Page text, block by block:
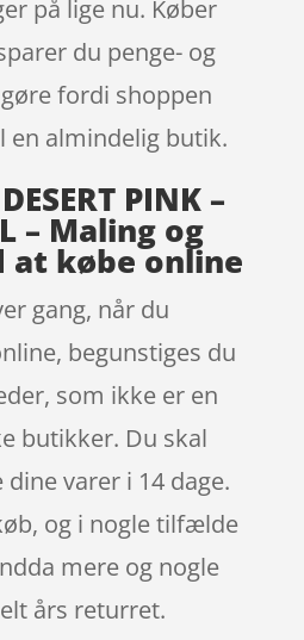
på lige nu. Køber
du penge- og
fordi shoppen
en almindelig butik.
PINK –
– Maling og
at købe online
gang, når du
begunstiges du
som ikke er en
butikker. Du skal
varer i 14 dage.
og i nogle tilfælde
mere og nogle
års returret.